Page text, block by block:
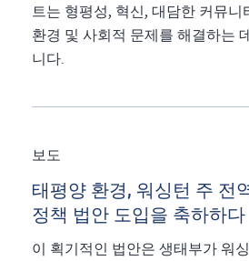
트는 형평성, 혁신, 대담한 커뮤니
환경 및 사회적 문제를 해결하는
니다.
보도
태평양 환경, 워싱턴 주 전
정책 법안 도입을 축하하다
이 획기적인 법안은 생태부가 워